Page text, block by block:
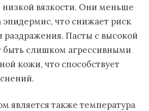
низкой вязкости. Они меньше
эпидермис, что снижает риск
раздражения. Пасты с высокой
быть слишком агрессивными
кожи, что способствует
является также температура